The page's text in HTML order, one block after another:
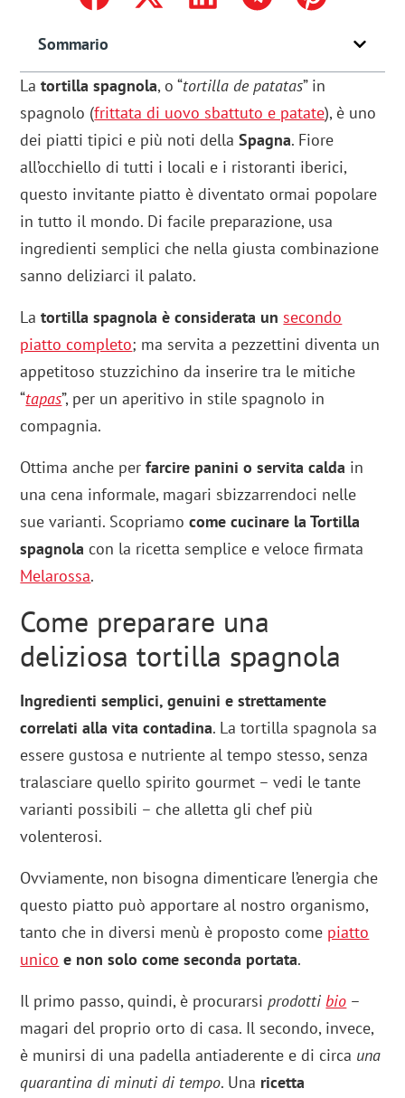
Sommario
Latortilla spagnola, o “tortilla de patatas” in
spagnolo (frittata di uovo sbattuto e patate), è uno
dei piatti tipici e più noti dellaSpagna. Fiore
all’occhiello di tutti i locali e i ristoranti iberici,
questo invitante piatto è diventato ormai popolare
in tutto il mondo. Di facile preparazione, usa
ingredienti semplici che nella giusta combinazione
sanno deliziarci il palato.
Latortilla spagnola è considerata un secondo
piatto completo; ma servita a pezzettini diventa un
appetitoso stuzzichino da inserire tra le mitiche
“tapas”, per un aperitivo in stile spagnolo in
compagnia.
Ottima anche perfarcire panini o servita calda in
una cena informale, magari sbizzarrendoci nelle
sue varianti. Scopriamocome cucinare la Tortilla
spagnola con la ricetta semplice e veloce firmata
Melarossa.
Come preparare una
deliziosa tortilla spagnola
Ingredienti semplici, genuini e strettamente
correlati alla vita contadina. La tortilla spagnola sa
essere gustosa e nutriente al tempo stesso, senza
tralasciare quello spirito gourmet – vedi le tante
varianti possibili – che alletta gli chef più
volenterosi.
Ovviamente, non bisogna dimenticare l’energia che
questo piatto può apportare al nostro organismo,
tanto che in diversi menù è proposto come piatto
unico e non solo come seconda portata.
Il primo passo, quindi, è procurarsiprodotti bio –
magari del proprio orto di casa. Il secondo, invece,
è munirsi di una padella antiaderente e di circa una
quarantina di minuti di tempo. Una ricetta